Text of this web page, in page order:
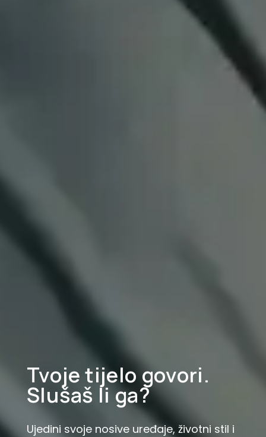
Tvoje tijelo govori.
Slušaš li ga?
Ujedini svoje nosive uređaje, životni stil i